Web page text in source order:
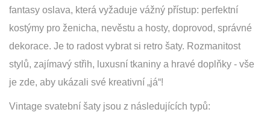
fantasy oslava, která vyžaduje vážný přístup: perfektní
kostýmy pro ženicha, nevěstu a hosty, doprovod, správné
dekorace. Je to radost vybrat si retro šaty. Rozmanitost
stylů, zajímavý střih, luxusní tkaniny a hravé doplňky - vše
je zde, aby ukázali své kreativní „já“!
Vintage svatební šaty jsou z následujících typů: